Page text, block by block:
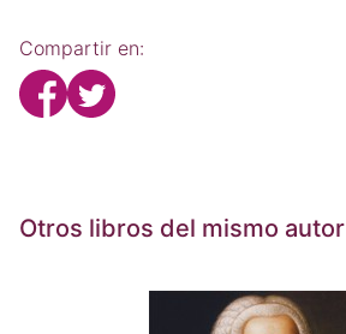
Compartir en:
Otros libros del mismo autor